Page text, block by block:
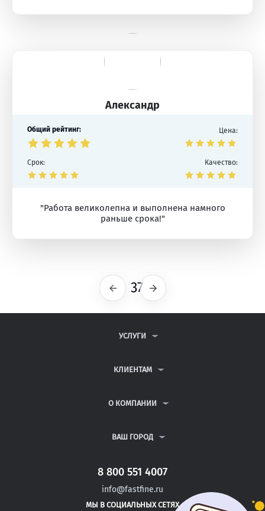
Александр
Общий рейтинг: Цена:
Срок: Качество:
"Работа великолепна и выполнена намного
раньше срока!"
Предыдущая
37 Следующая
УСЛУГИ
ДИПЛОМНЫЕ РАБОТЫ
РЕФЕРАТЫ
КЛИЕНТАМ
ВОПРОСЫ И ОТВЕТЫ
ПОЛИТИКА КОНФИДЕНЦИАЛЬНОСТИ
О КОМПАНИИ
КОНТАКТЫ
ВАШ ГОРОД
САНКТ-ПЕТЕРБУРГ
ДУШАНБЕ
ГОЛИЦЫНО
8 800 551 4007
info@fastfine.ru
МЫ В СОЦИАЛЬНЫХ СЕТЯХ